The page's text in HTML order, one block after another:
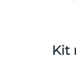
Kit